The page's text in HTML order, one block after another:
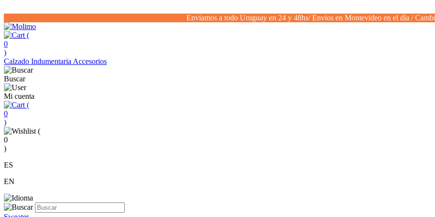
Enviamos a todo Uruguay en 24 y 48hs/ Envios en Montevideo en el día /
(
0
)
Calzado Indumentaria Accesorios
Buscar
Mi cuenta
(
0
)
(
0
)
ES
EN